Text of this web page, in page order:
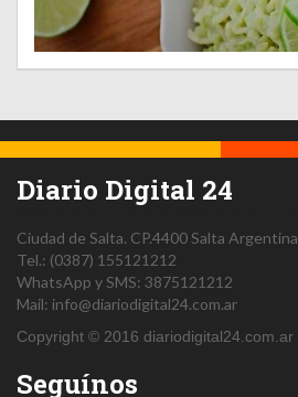
Diario Digital 24
Ciudad de Salta. CP.4400Salta Argentina
Tel.: (0387) 155121212
WhatsApp y SMS: 3875121212
Mail: info@diariodigital24.com.ar
Copyright © 2016 diariodigital24.com.ar
Seguínos